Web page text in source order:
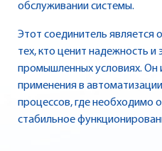
обслуживании системы.
Этот соединитель
тех, кто ценит надежность и
промышленных условиях. Он
применения в
процессов, где необходимо
стабильное